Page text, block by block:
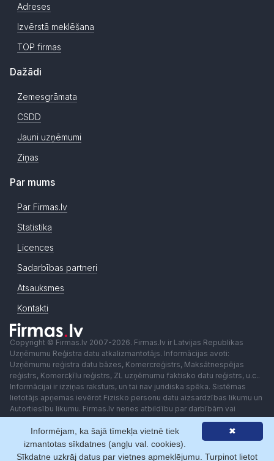
Adreses
Izvērstā meklēšana
TOP firmas
Dažādi
Zemesgrāmata
CSDD
Jauni uzņēmumi
Ziņas
Par mums
Par Firmas.lv
Statistika
Licences
Sadarbības partneri
Atsauksmes
Kontakti
Copyright © Firmas.lv 2007-2026. Firmas.lv ir Latvijas Republikas
Uzņēmumu Reģistra datu atkalizmantotājs. Informācijas avoti:
Uzņēmumu reģistra datu bāzes, Komercreģistrs, Maksātnespējas
reģistrs, Komercķīlu reģistrs, ZL uzņēmumu faktisko datu reģistrs, u.c..
Informācijai ir izziņas raksturs, un tai nav juridiska spēka. Sistēmas
lietotājs apņemas ievērot Fizisko personu datu aizsardzības likumu un
Autortiesību likumu. Firmas.lv nenes atbildību par darbībām vai
lēmumiem, kas balstīti uz saņemto pakalpojumu. Lietotājam aizliegts
izmantot jebkādas automatizētas sistēmas vai iekārtas (robotus)
piekļuvei sistēmai bez rakstiskas saskaņošanas ar Firmas.lv. Galvenā
redaktore: Ingūna Pempere.
✖
Informējam, ka šajā tīmekļa vietnē tiek
izmantotas sīkdatnes (angļu val. cookies).
Sīkdatne uzkrāj datus par vietnes apmeklējumu. Turpinot lietot